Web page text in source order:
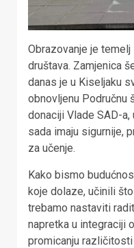
Obrazovanje je
društava. Zamjenica
danas je u Kiseljaku
obnovljenu Područnu
donaciji Vlade SAD-
sada imaju sigurnije,
za učenje.
Kako bismo
koje dolaze, učinili
trebamo nastaviti
napretka u integraciji
promicanju